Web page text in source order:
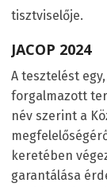
tisztviselője.
JACOP 2024
A tesztelést egy,
forgalmazott
név szerint a
keretében
garantálása